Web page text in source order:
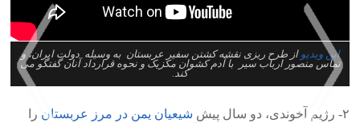
این ویدیو از طرح ریزی نقشه کشتن سفیر عربستان به وسیله دولت ایران، و
تماس منصور ارباب سیر با آدم کشوان مکزیک و نحوه قرارداد آنان گفتگو می
کند.
۲- رژیم آخوندی، دو سال پیش شیعیان یمن در مرز عربستان را